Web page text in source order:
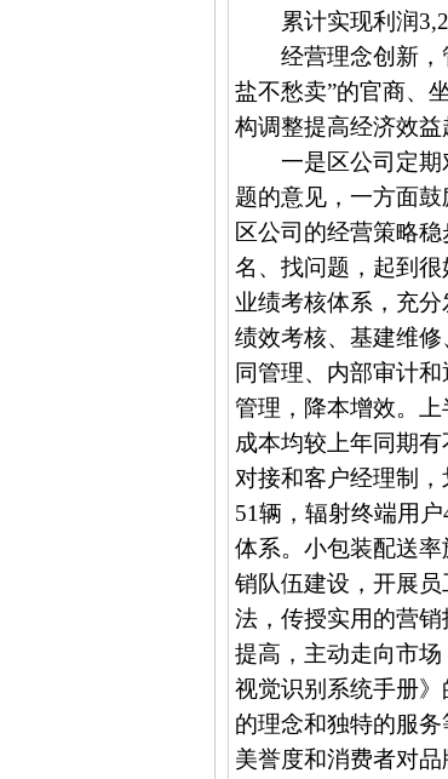
累计实现利润
经营理念创新，
盐不愁卖”的官商、
构调整提高经济效益
一是区公司定
题的意见，一方面
区公司的经营策略
名、找问题，起到
业绩考核体系，充
绩效考核、基建维
同管理、内部审计
管理，降本增效。
成本均较上年同期
对接和客户经理制
51辆，辐射终端用户
体系。小包装配送
销队伍建设，开展
法，传授实用的营
提高，主动走向市
视觉识别系统手册
的理念和独特的服
美誉度和消费者对